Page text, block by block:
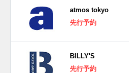
日本国内では2025年2月21日にプ
価格は14,300円 (税込)。また新た
カーウォーズの
atmos tokyo
先行予約
BILLY'S
先行予約